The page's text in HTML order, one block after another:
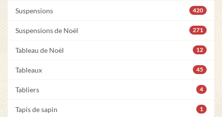
Suspensions 420
Suspensions de Noël 271
Tableau de Noël 12
Tableaux 45
Tabliers 4
Tapis de sapin 1